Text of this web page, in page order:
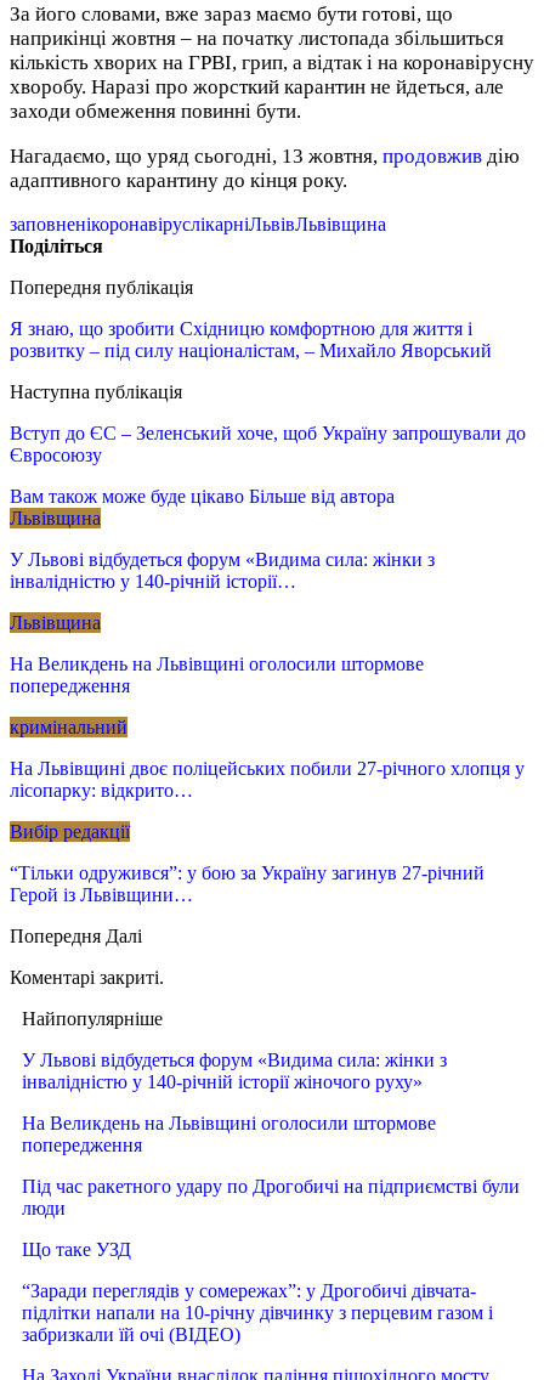
За його словами, вже зараз маємо бути готові, що
наприкінці жовтня – на початку листопада збільшиться
кількість хворих на ГРВІ, грип, а відтак і на коронавірусну
хворобу. Наразі про жорсткий карантин не йдеться, але
заходи обмеження повинні бути.
Нагадаємо, що уряд сьогодні, 13 жовтня, продовжив дію
адаптивного карантину до кінця року.
заповненікоронавіруслікарніЛьвівЛьвівщина
Поділіться
Попередня публікація
Я знаю, що зробити Східницю комфортною для життя і
розвитку – під силу націоналістам, – Михайло Яворський
Наступна публікація
Вступ до ЄС – Зеленський хоче, щоб Україну запрошували до
Євросоюзу
Вам також може буде цікаво Більше від автора
Львівщина
У Львові відбудеться форум «Видима сила: жінки з
інвалідністю у 140-річній історії…
Львівщина
На Великдень на Львівщині оголосили штормове
попередження
кримінальний
На Львівщині двоє поліцейських побили 27-річного хлопця у
лісопарку: відкрито…
Вибір редакції
“Тільки одружився”: у бою за Україну загинув 27-річний
Герой із Львівщини…
Попередня Далі
Коментарі закриті.
Найпопулярніше
У Львові відбудеться форум «Видима сила: жінки з
інвалідністю у 140-річній історії жіночого руху»
На Великдень на Львівщині оголосили штормове
попередження
Під час ракетного удару по Дрогобичі на підприємстві були
люди
Що таке УЗД
“Заради переглядів у сомережах”: у Дрогобичі дівчата-
підлітки напали на 10-річну дівчинку з перцевим газом і
забризкали їй очі (ВІДЕО)
На Заході України внаслідок падіння пішохідного мосту